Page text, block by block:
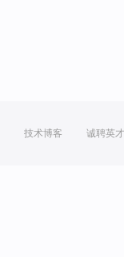
技术博客 诚聘英才